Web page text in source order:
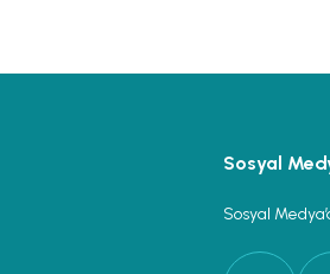
Sosyal
Sosyal